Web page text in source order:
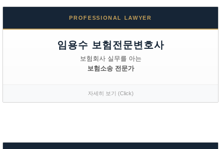
PROFESSIONAL LAWYER
임용수 보험전문변호사
보험회사 실무를 아는
보험소송 전문가
자세히 보기 (Click)